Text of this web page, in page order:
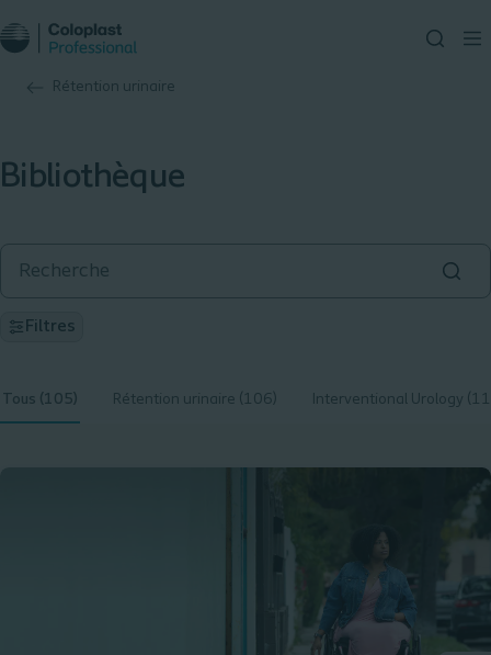
Rétention urinaire
Bibliothèque
Filtres
Tous (105) Rétention urinaire (106) Interventional Urology